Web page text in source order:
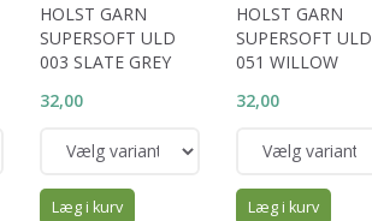
HOLST GARN
SUPERSOFT ULD
003 SLATE GREY
32,00
Læg i kurv
HOLST GARN
SUPERSOFT ULD
051 WILLOW
32,00
Læg i kurv